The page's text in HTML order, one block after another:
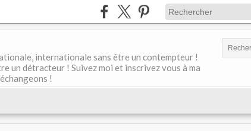
internationale sans être un contempteur !
un détracteur ! Suivez moi et inscrivez vous à ma
!